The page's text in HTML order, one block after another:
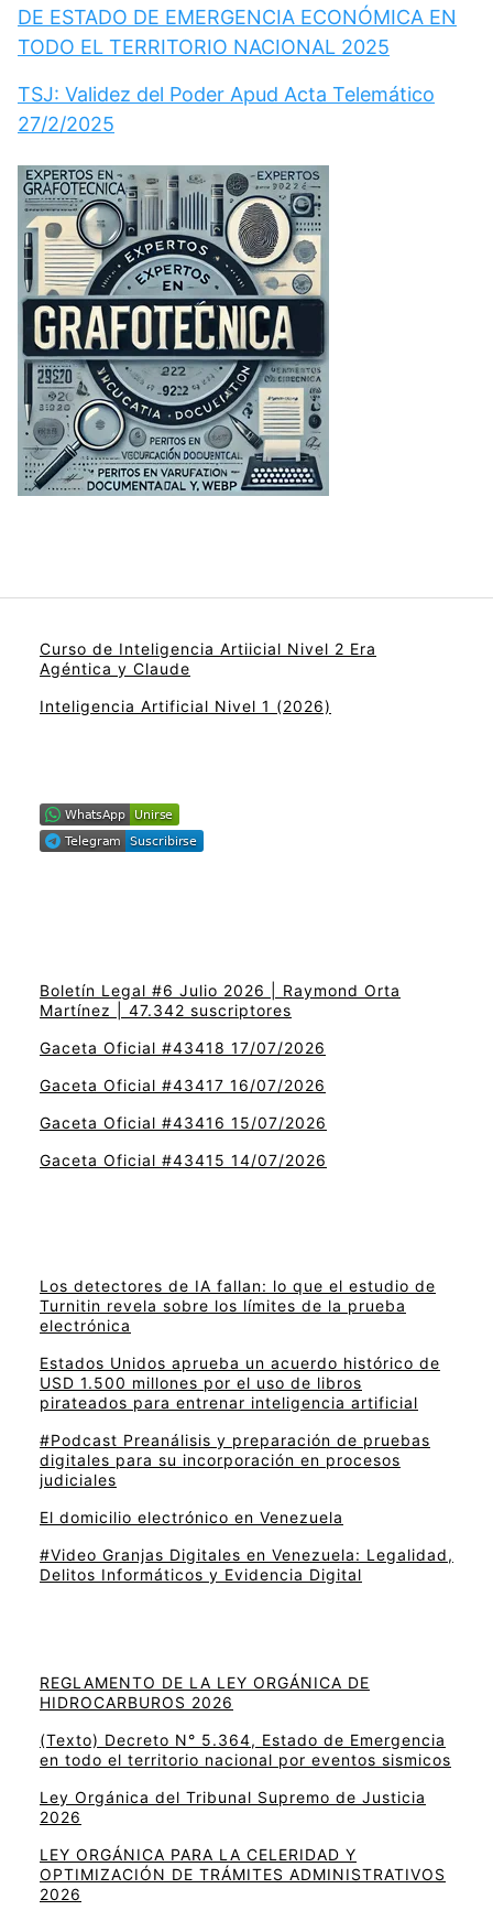
DE ESTADO DE EMERGENCIA ECONÓMICA EN
TODO EL TERRITORIO NACIONAL 2025
TSJ: Validez del Poder Apud Acta Telemático
27/2/2025
Curso de Inteligencia Artiicial Nivel 2 Era
Agéntica y Claude
Inteligencia Artificial Nivel 1 (2026)
Boletín Legal #6 Julio 2026 | Raymond Orta
Martínez | 47.342 suscriptores
Gaceta Oficial #43418 17/07/2026
Gaceta Oficial #43417 16/07/2026
Gaceta Oficial #43416 15/07/2026
Gaceta Oficial #43415 14/07/2026
Los detectores de IA fallan: lo que el estudio de
Turnitin revela sobre los límites de la prueba
electrónica
Estados Unidos aprueba un acuerdo histórico de
USD 1.500 millones por el uso de libros
pirateados para entrenar inteligencia artificial
#Podcast Preanálisis y preparación de pruebas
digitales para su incorporación en procesos
judiciales
El domicilio electrónico en Venezuela
#Video Granjas Digitales en Venezuela: Legalidad,
Delitos Informáticos y Evidencia Digital
REGLAMENTO DE LA LEY ORGÁNICA DE
HIDROCARBUROS 2026
(Texto) Decreto N° 5.364, Estado de Emergencia
en todo el territorio nacional por eventos sismicos
Ley Orgánica del Tribunal Supremo de Justicia
2026
LEY ORGÁNICA PARA LA CELERIDAD Y
OPTIMIZACIÓN DE TRÁMITES ADMINISTRATIVOS
2026